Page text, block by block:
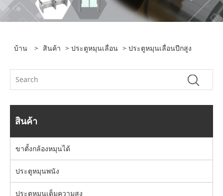
บ้าน > สินค้า >ประตูหมุนเลื่อน > ประตูหมุนเลื่อนปีกสูง
สินค้า
ขาตั้งกล้องหมุนได้
ประตูหมุนพนัง
ประตูหมุนเต็มความสูง